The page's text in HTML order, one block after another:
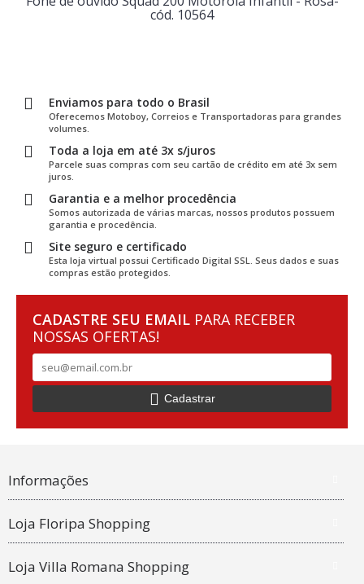
cód. 10564
Enviamos para todo o Brasil
Oferecemos Motoboy, Correios e Transportadoras para grandes
volumes.
Toda a loja em até 3x s/juros
Parcele suas compras com seu cartão de crédito em até 3x sem
juros.
Garantia e a melhor procedência
Somos autorizada de várias marcas, nossos produtos possuem
garantia e procedência.
Site seguro e certificado
Esta loja virtual possui Certificado Digital SSL. Seus dados e suas
compras estão protegidos.
CADASTRE SEU EMAIL PARA RECEBER
NOSSAS OFERTAS!
Cadastrar
Informações
Loja Floripa Shopping
Loja Villa Romana Shopping